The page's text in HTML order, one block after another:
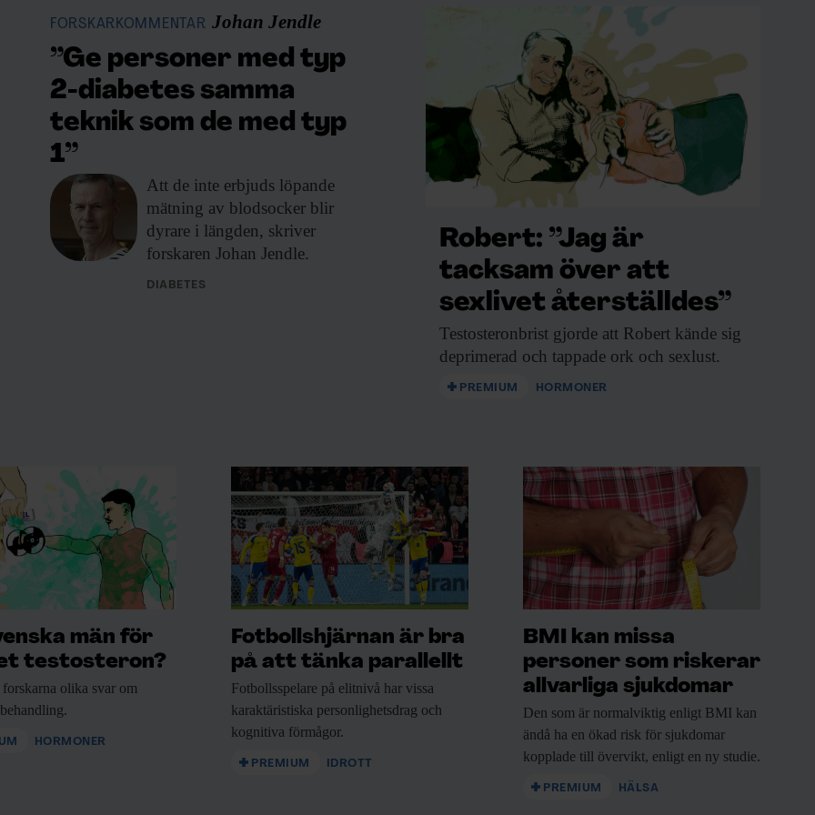
en kulturkrock mellan läkekonst
efter att en nyfödd flicka blev
Lindgrens barnsjukhus.
Hon blev åtalad för dråp men till
för att de inte förstod sig på
att ge sig ut på läkekonstens
jurister som vågar tränga in i
läkare som förstår att de inte
där inga regler gäller. Och så
hajpad vetenskap och
för att den kan ge upprättelse
Det är på tiden.
•
FORSKARKOMMENTAR Johan Jendle
”Ge personer med typ
2-diabetes samma
teknik som de med typ
1”
Att de inte erbjuds löpande
mätning av blodsocker blir
dyrare i längden, skriver
forskaren Johan Jendle.
DIABETES
Robert: ”Jag är
tacksam över att
sexlivet återställdes”
Testosteronbrist gjorde att Robert kände sig
deprimerad och tappade ork och sexlust.
PREMIUM HORMONER
män för
testosteron?
olika svar om
HORMONER
Fotbollshjärnan är bra
på att tänka parallellt
Fotbollsspelare på elitnivå har vissa
karaktäristiska personlighetsdrag och
kognitiva förmågor.
PREMIUM IDROTT
BMI kan missa
personer som riskerar
allvarliga sjukdomar
Den som är normalviktig enligt BMI kan
ändå ha en ökad risk för sjukdomar
kopplade till övervikt, enligt en ny studie.
PREMIUM HÄLSA